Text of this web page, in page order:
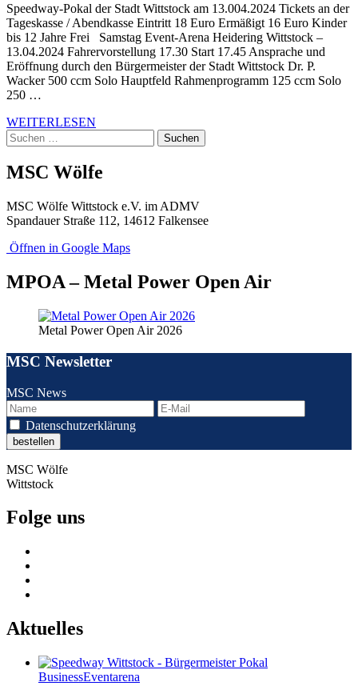
Speedway-Pokal der Stadt Wittstock am 13.004.2024 Tickets an der
Tageskasse / Abendkasse Eintritt 18 Euro Ermäßigt 16 Euro Kinder
bis 12 Jahre Frei Samstag Event-Arena Heidering Wittstock –
13.04.2024 Fahrervorstellung 17.30 Start 17.45 Ansprache und
Eröffnung durch den Bürgermeister der Stadt Wittstock Dr. P.
Wacker 500 ccm Solo Hauptfeld Rahmenprogramm 125 ccm Solo
250 …
WEITERLESEN
Suchen
nach:
MSC Wölfe
MSC Wölfe Wittstock e.V. im ADMV
Spandauer Straße 112, 14612 Falkensee
Öffnen in Google Maps
MPOA – Metal Power Open Air
Metal Power Open Air 2026
MSC Newsletter
MSC News
Datenschutzerklärung
MSC Wölfe
Wittstock
Folge uns
Aktuelles
BusinessEventarena